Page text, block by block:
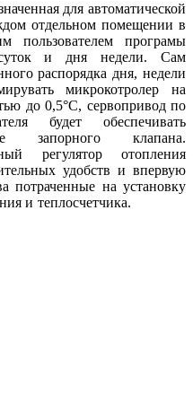
для автоматической
отдельном помещении в
пользователем програмы
и дня недели. Сам
распорядка дня, недели
микрокотролер на
до 0,5°С, сервопривод по
будет обеспечивать
запорного клапана.
регулятор отопления
удобств и впервую
потраченные на установку
и теплосчетчика.